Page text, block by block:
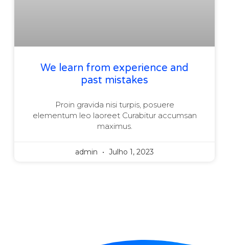
We learn from experience and
past mistakes
Proin gravida nisi turpis, posuere
elementum leo laoreet Curabitur accumsan
maximus.
admin Julho 1, 2023